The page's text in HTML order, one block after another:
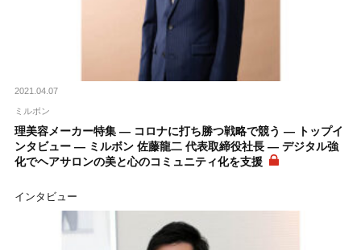
2021.04.07
ミルボン
理美容メーカー特集 ― コロナに打ち勝つ戦略で競う ― トップイ
ンタビュー ― ミルボン 佐藤龍二 代表取締役社長 ― デジタル強
化でヘアサロンの美と心のコミュニティ化を支援
インタビュー